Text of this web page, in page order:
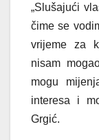
„Slušajući
čime se
vrijeme za
nisam
mogu
interesa i
Grgić.